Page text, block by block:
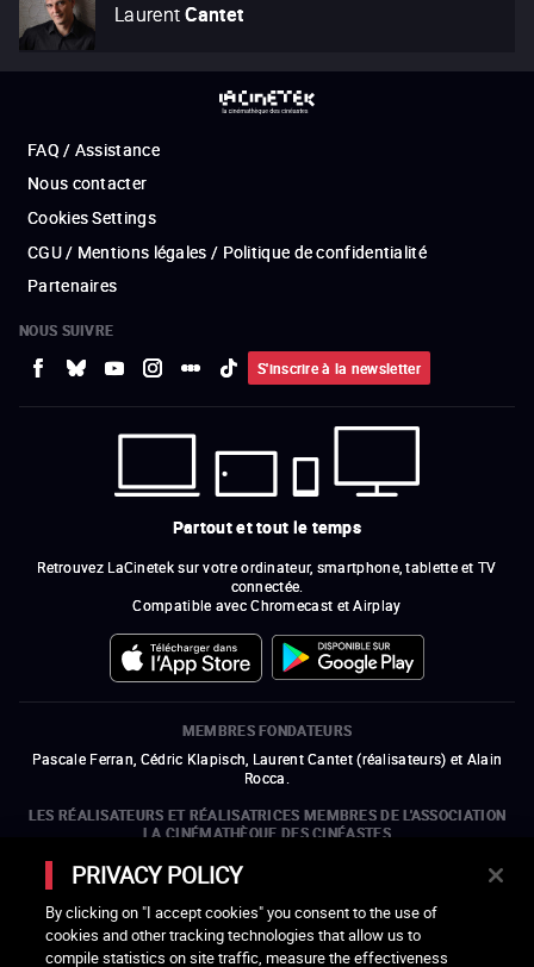
Laurent Cantet
FAQ / Assistance
Nous contacter
Cookies Settings
CGU / Mentions légales / Politique de confidentialité
Partenaires
NOUS SUIVRE
S'inscrire à la newsletter
Partout et tout le temps
Retrouvez LaCinetek sur votre ordinateur, smartphone, tablette et TV
connectée.
Compatible avec Chromecast et Airplay
MEMBRES FONDATEURS
Pascale Ferran, Cédric Klapisch, Laurent Cantet (réalisateurs) et Alain
Rocca.
LES RÉALISATEURS ET RÉALISATRICES MEMBRES DE L'ASSOCIATION
LA CINÉMATHÈQUE DES CINÉASTES
Olivier Assayas, Bertrand Bonello, Michel Hazanavicius (représentant de
l'ARP), Rebecca Zlotowski et Mikael Buch (représentant de la SRF)
LES ORGANISMES MEMBRES DE L'ASSOCIATION LA CINÉMATHÈQUE
DES CINÉASTES
PRIVACY POLICY
By clicking on "I accept cookies" you consent to the use of
cookies and other tracking technologies that allow us to
compile statistics on site traffic, measure the effectiveness